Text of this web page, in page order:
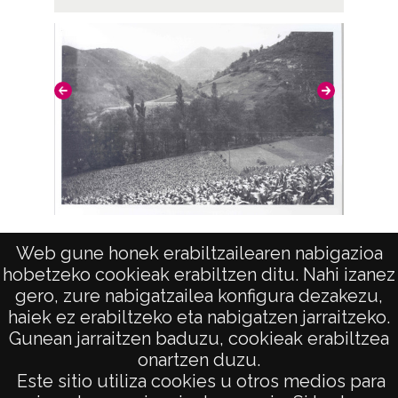
Web gune honek erabiltzailearen nabigazioa
hobetzeko cookieak erabiltzen ditu. Nahi izanez
gero, zure nabigatzailea konfigura dezakezu,
haiek ez erabiltzeko eta nabigatzen jarraitzeko.
Gunean jarraitzen baduzu, cookieak erabiltzea
onartzen duzu.
Este sitio utiliza cookies u otros medios para
Vista de un valle
AVISO LEGAL